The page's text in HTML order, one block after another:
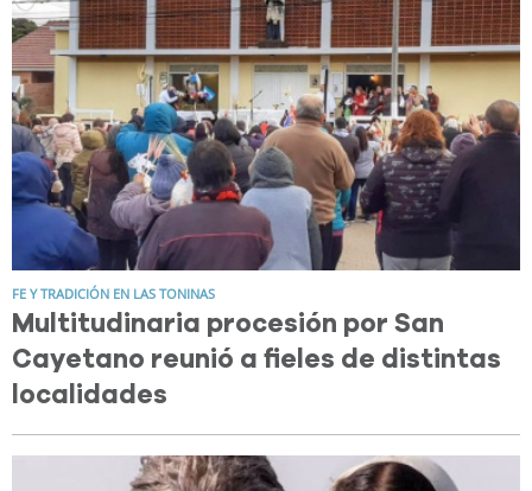
FE Y TRADICIÓN EN LAS TONINAS
Multitudinaria procesión por San
Cayetano reunió a fieles de distintas
localidades